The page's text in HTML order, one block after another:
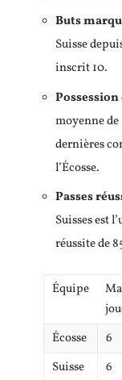
Buts
Suisse
inscrit 10.
Possession
moyenne de
dernières
l’Écosse.
Passes
Suisses est
réussite de
Équipe
Écosse 6
Suisse
6